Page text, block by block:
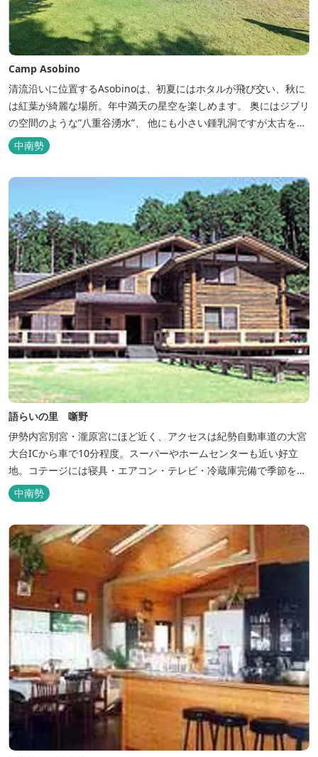
Camp Asobino
清流沿いに位置するAsobinoは、初夏にはホタルが飛び交い、秋に
は紅葉が綺麗な場所。年中満天の星空を楽しめます。 奥にはジブリ
の空間のような”八重谷湧水”、 他にも小さい鍾乳洞ですが太古を想
像させる”風穴”などがあり、自然が豊かなスポットです。 wi-fi完
備。テントサウナもご利用いただけます。 また近くには廃校を活用
した「阿曽温泉」もあります。
中南勢
語らいの里 噺野
伊勢内宮別宮・瀧原宮にほど近く、アクセスは紀勢自動車道の大宮
大台ICから車で10分程度。スーパーやホームセンターも近い好立
地。コテージには寝具・エアコン・テレビ・冷蔵庫完備で季節を問
わず楽しめます。 食器・調理器具の揃った自炊棟や24時間利用可
能なシャワールームなど充実の設備で快適にお過ごしいただけま
す。施設内には噺野温泉もありコテージ宿泊の方は貸し切りでご利
用いただけます(１棟につき１時間)
中南勢